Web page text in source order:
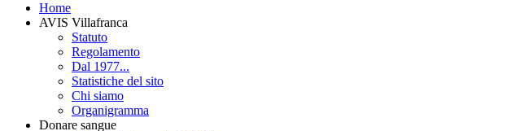
Home
AVIS Villafranca
Statuto
Regolamento
Dal 1977...
Statistiche del sito
Chi siamo
Organigramma
Donare sangue